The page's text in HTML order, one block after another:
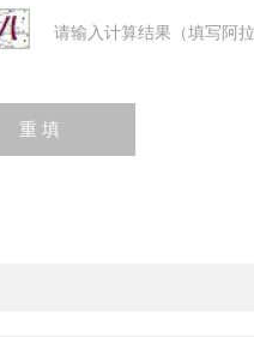
请输入计算结果（填写阿